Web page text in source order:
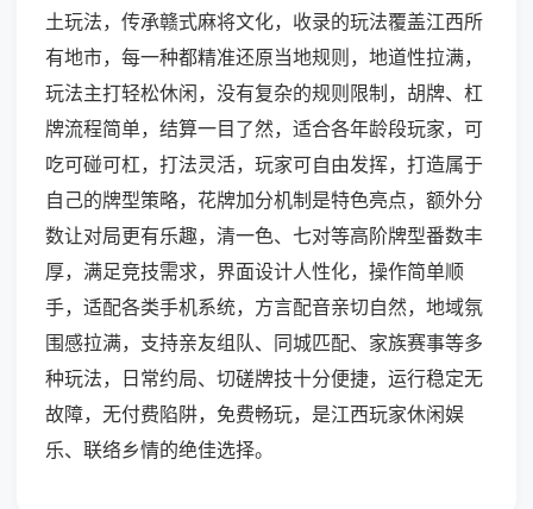
土玩法，传承赣式麻将文化，收录的玩法覆盖江西所
有地市，每一种都精准还原当地规则，地道性拉满，
玩法主打轻松休闲，没有复杂的规则限制，胡牌、杠
牌流程简单，结算一目了然，适合各年龄段玩家，可
吃可碰可杠，打法灵活，玩家可自由发挥，打造属于
自己的牌型策略，花牌加分机制是特色亮点，额外分
数让对局更有乐趣，清一色、七对等高阶牌型番数丰
厚，满足竞技需求，界面设计人性化，操作简单顺
手，适配各类手机系统，方言配音亲切自然，地域氛
围感拉满，支持亲友组队、同城匹配、家族赛事等多
种玩法，日常约局、切磋牌技十分便捷，运行稳定无
故障，无付费陷阱，免费畅玩，是江西玩家休闲娱
乐、联络乡情的绝佳选择。